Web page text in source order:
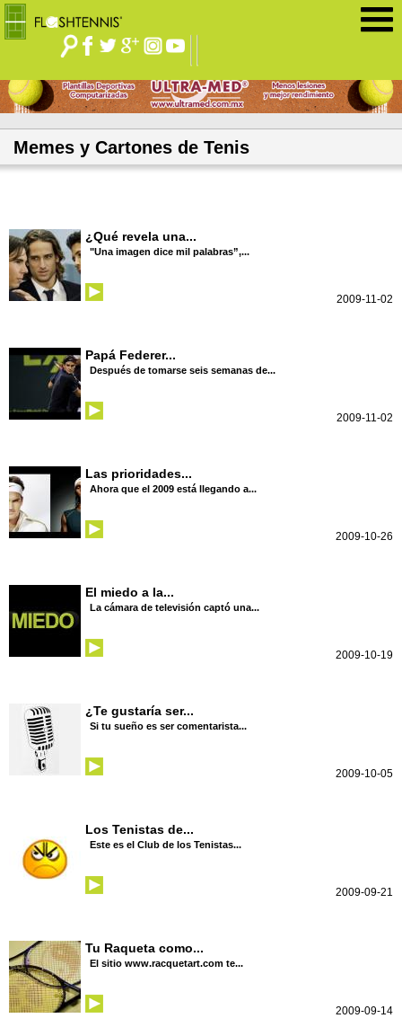
Memes y Cartones de Tenis
¿Qué revela una...
"Una imagen dice mil palabras”,...
2009-11-02
Papá Federer...
Después de tomarse seis semanas de...
2009-11-02
Las prioridades...
Ahora que el 2009 está llegando a...
2009-10-26
El miedo a la...
La cámara de televisión captó una...
2009-10-19
¿Te gustaría ser...
Si tu sueño es ser comentarista...
2009-10-05
Los Tenistas de...
Este es el Club de los Tenistas...
2009-09-21
Tu Raqueta como...
El sitio www.racquetart.com te...
2009-09-14